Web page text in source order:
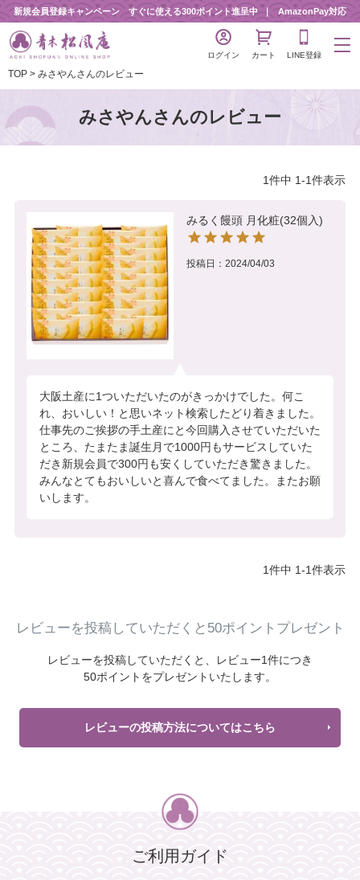
新規会員登録キャンペーン すぐに使える300ポイント進呈中 AmazonPay対応
ログイン カート LINE登録
TOP みさやんさんのレビュー
みさやんさんのレビュー
1件中 1-1件表示
みるく饅頭 月化粧(32個入)
投稿日 2024/04/03
大阪土産に1ついただいたのがきっかけでした。何こ
れ、おいしい！と思いネット検索したどり着きました。
仕事先のご挨拶の手土産にと今回購入させていただいた
ところ、たまたま誕生月で1000円もサービスしていた
だき新規会員で300円も安くしていただき驚きました。
みんなとてもおいしいと喜んで食べてました。またお願
いします。
1件中 1-1件表示
レビューを投稿していただくと50ポイントプレゼント
レビューを投稿していただくと、
レビュー1件につき
50ポイントをプレゼントいたします。
レビューの投稿方法についてはこちら
ご利用ガイド